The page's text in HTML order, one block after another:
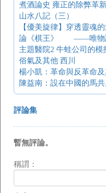
煮酒論史 雍正的除弊革
山水八記（三）
主題醫院2 牛蛙公司的模
俗氣及其他 西川
楊小凱：革命與反革命及
陳益南：設在中國的馬
評論集
暫無評論。
稱謂：